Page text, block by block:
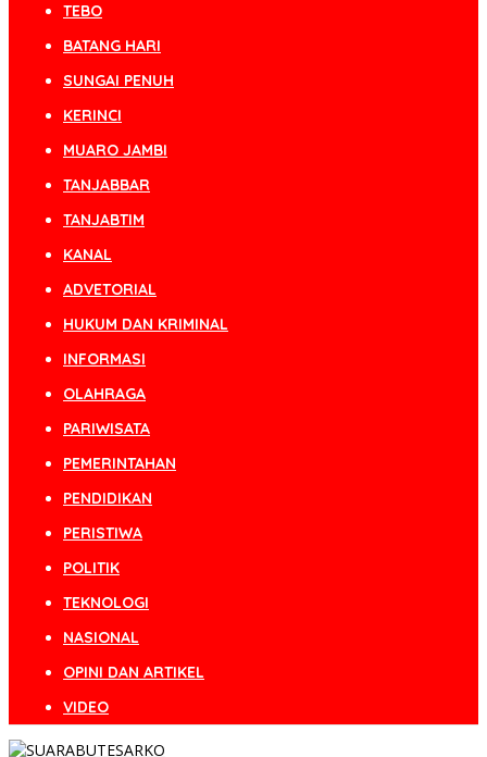
TEBO
BATANG HARI
SUNGAI PENUH
KERINCI
MUARO JAMBI
TANJABBAR
TANJABTIM
KANAL
ADVETORIAL
HUKUM DAN KRIMINAL
INFORMASI
OLAHRAGA
PARIWISATA
PEMERINTAHAN
PENDIDIKAN
PERISTIWA
POLITIK
TEKNOLOGI
NASIONAL
OPINI DAN ARTIKEL
VIDEO